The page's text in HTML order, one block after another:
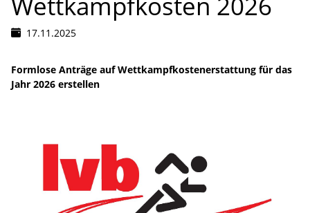
17.11.2025
Formlose Anträge auf Wettkampfkostenerstattung für das
Jahr 2026 erstellen